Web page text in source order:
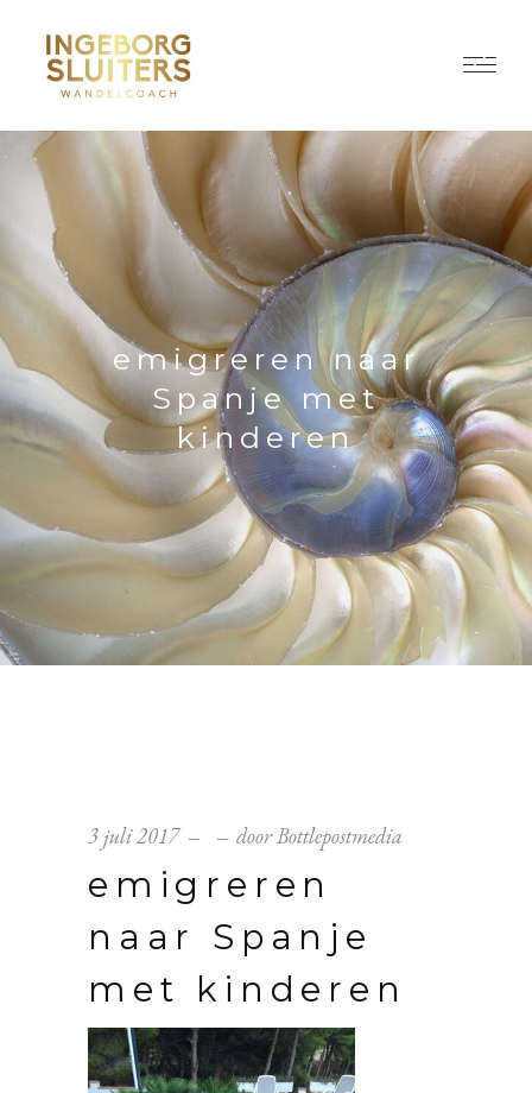
emigreren naar
Spanje met
kinderen
3 juli 2017 doorBottlepostmedia
emigreren
naar Spanje
met kinderen